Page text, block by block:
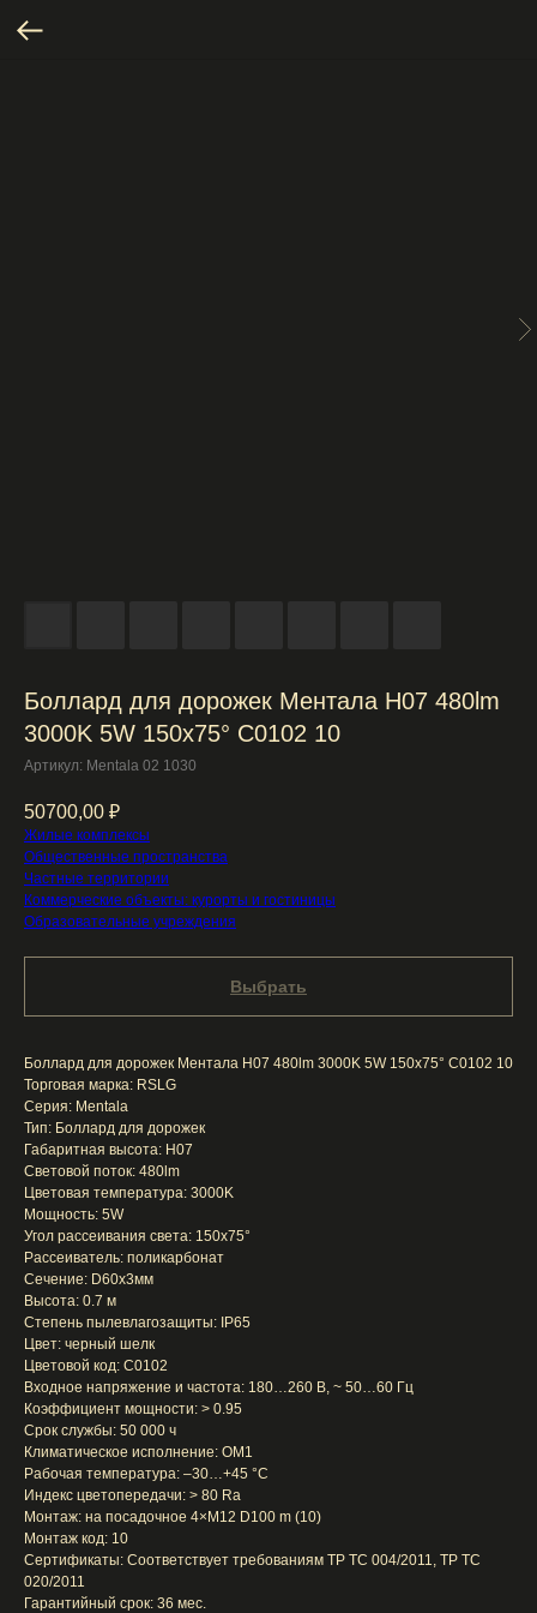
Боллард для дорожек Ментала H07 480lm
3000K 5W 150x75° C0102 10
Артикул: Mentala 02 1030
50700,00 ₽
Жилые комплексы
Общественные пространства
Частные территории
Коммерческие объекты: курорты и гостиницы
Образовательные учреждения
Выбрать
Боллард для дорожек Ментала H07 480lm 3000K 5W 150x75° C0102 10
Торговая марка: RSLG
Серия: Mentala
Тип: Боллард для дорожек
Габаритная высота: H07
Световой поток: 480lm
Цветовая температура: 3000K
Мощность: 5W
Угол рассеивания света: 150x75°
Рассеиватель: поликарбонат
Сечение: D60x3мм
Выcота: 0.7 м
Степень пылевлагозащиты: IP65
Цвет: черный шелк
Цветовой код: C0102
Входное напряжение и частота: 180…260 В, ~ 50…60 Гц
Коэффициент мощности: > 0.95
Срок службы: 50 000 ч
Климатическое исполнение: ОМ1
Рабочая температура: –30…+45 °C
Индекс цветопередачи: > 80 Ra
Монтаж: на посадочное 4×M12 D100 m (10)
Монтаж код: 10
Сертификаты: Соответствует требованиям TP TC 004/2011, TP TC
020/2011
Гарантийный срок: 36 мес.